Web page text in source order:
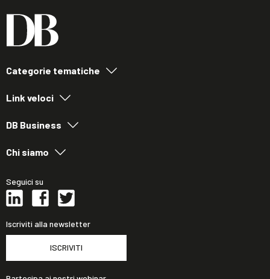
Categorie tematiche
Link veloci
DB Business
Chi siamo
Seguici su
Iscriviti alla newsletter
ISCRIVITI